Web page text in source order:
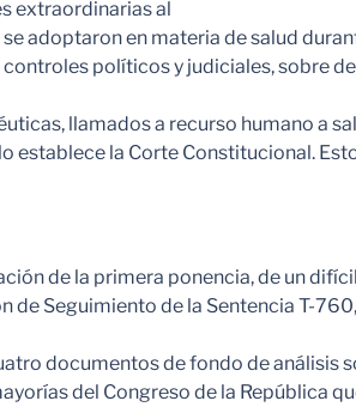
extraordinarias al
adoptaron en materia de salud
políticos y judiciales, sobre
llamados a recurso humano a
la Corte Constitucional.
de la primera ponencia, de un
Seguimiento de la Sentencia T-
documentos de fondo de análisis
del Congreso de la República